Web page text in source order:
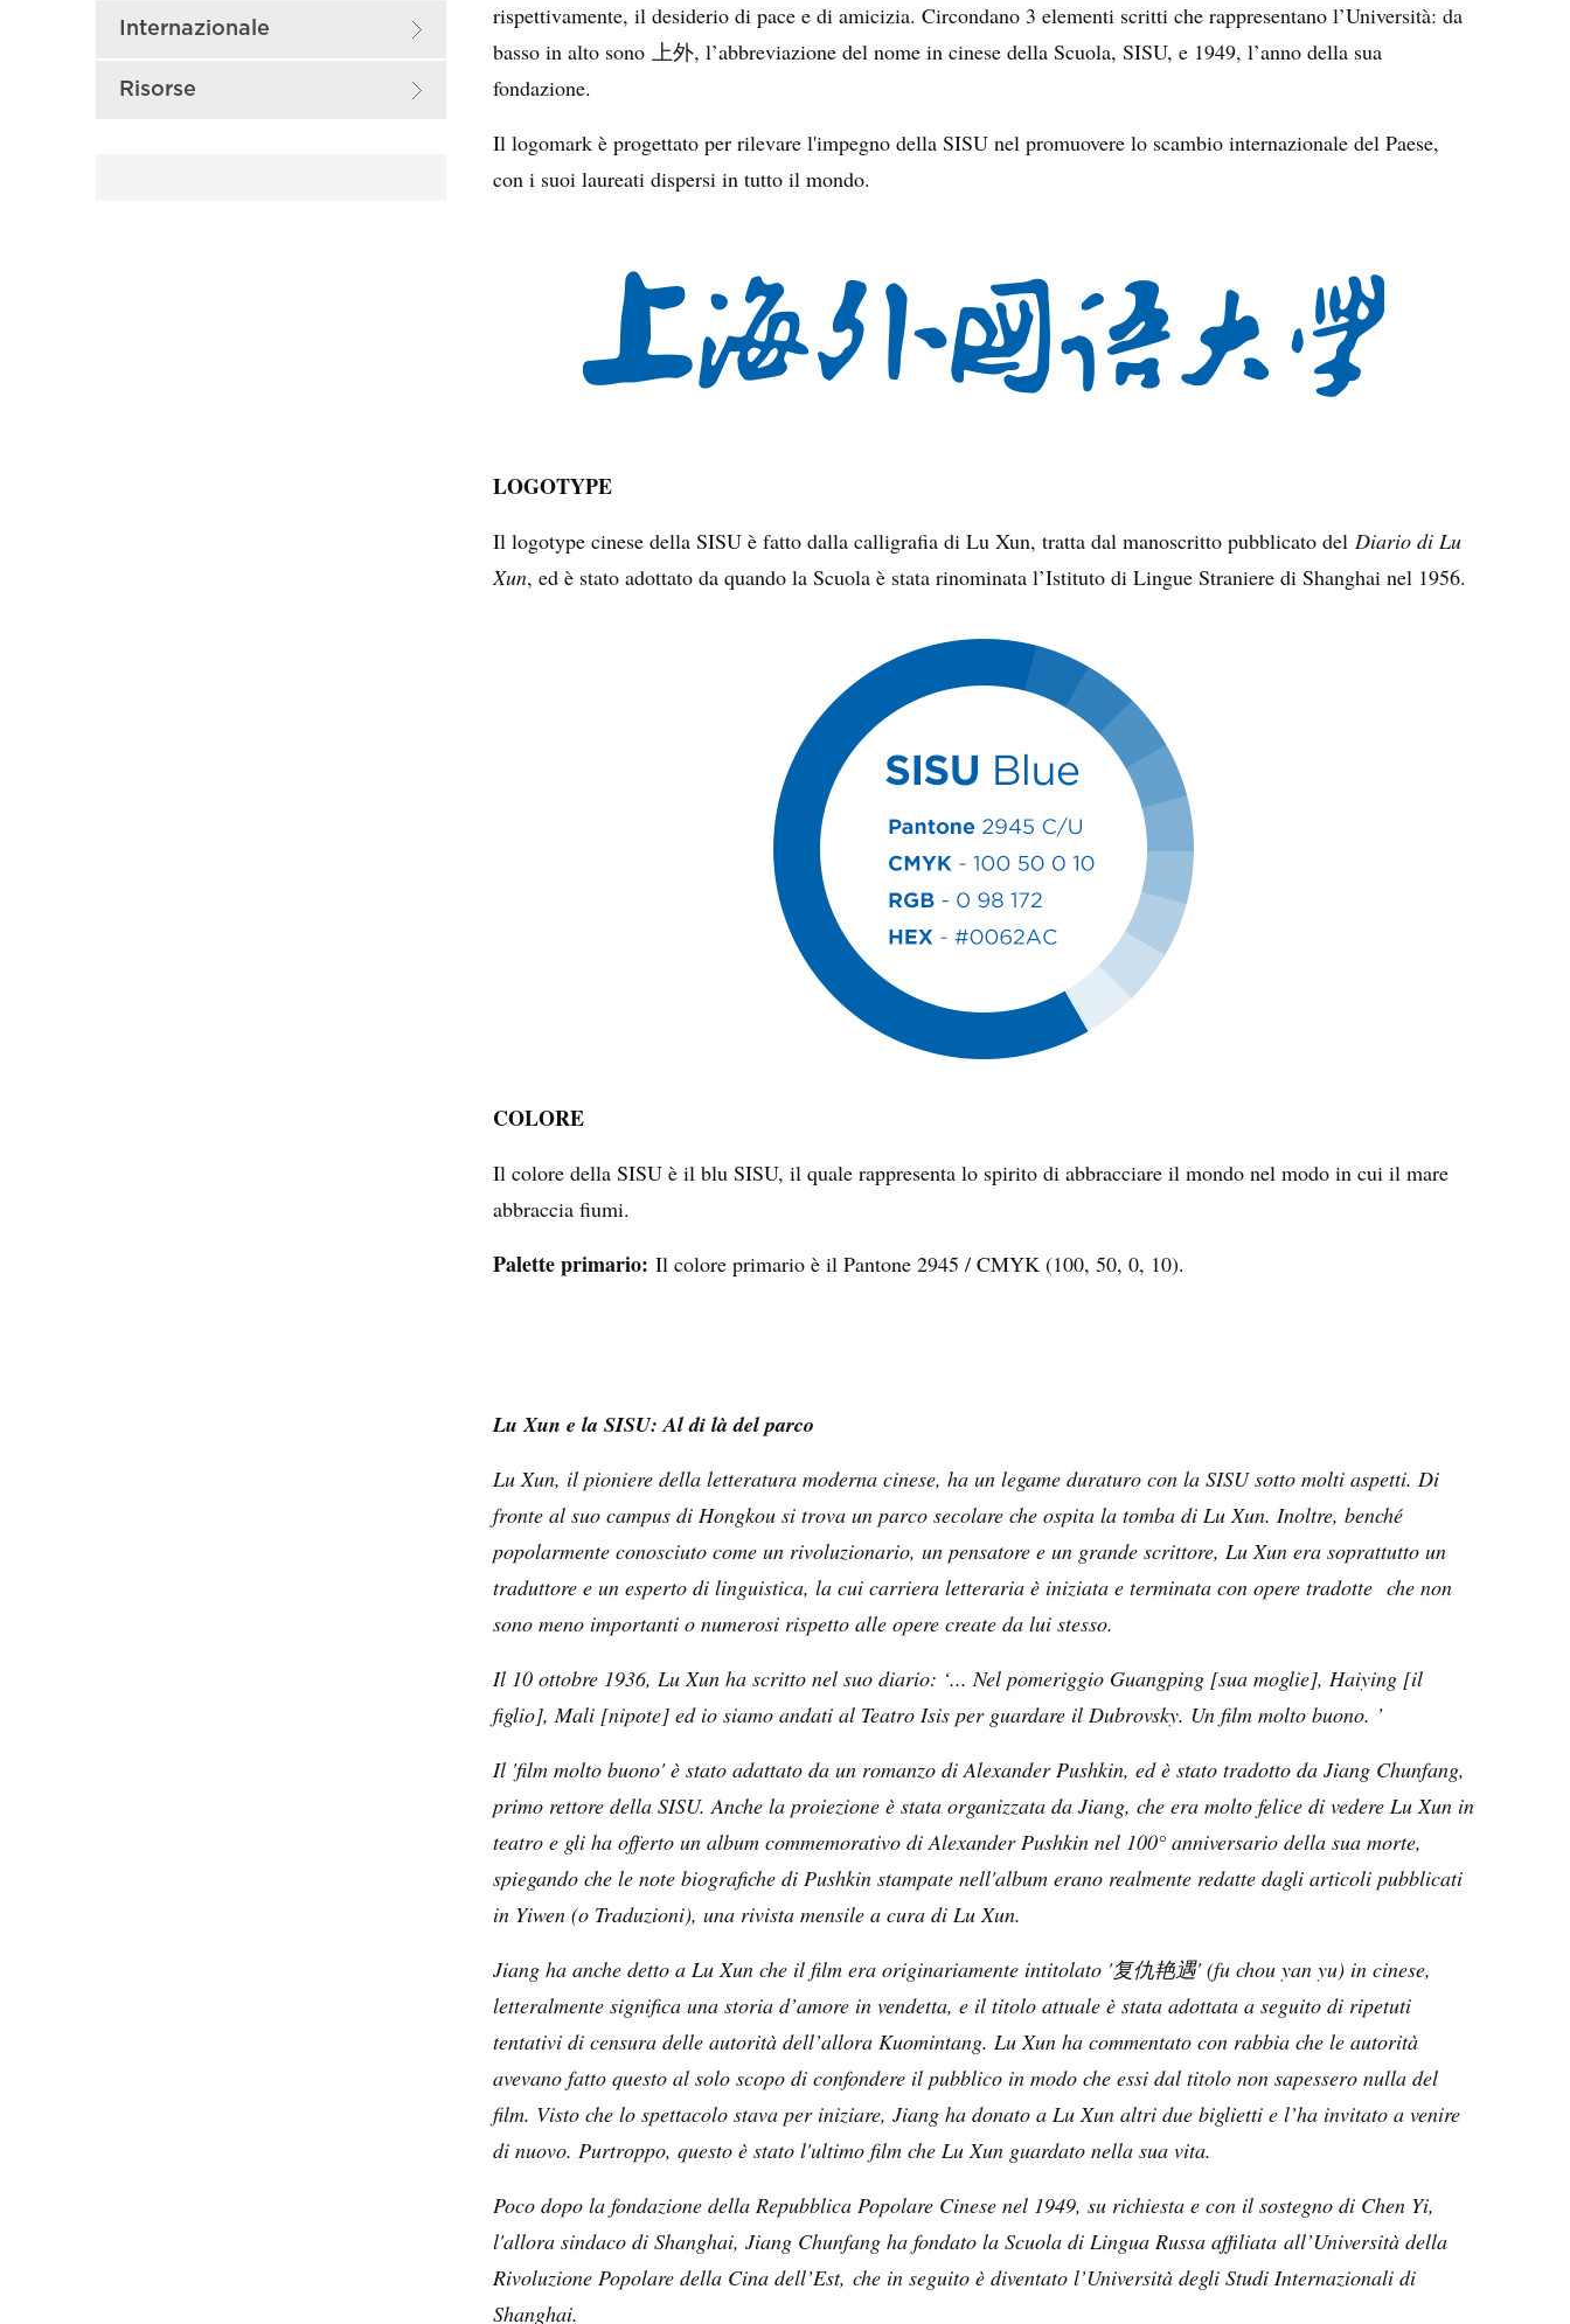
Internazionale
Risorse
rispettivamente, il desiderio di pace e di amicizia. Circondano 3 elementi scritti che rappresentano l’Università: da
basso in alto sono 上外, l’abbreviazione del nome in cinese della Scuola, SISU, e 1949, l’anno della sua
fondazione.
Il logomark è progettato per rilevare l'impegno della SISU nel promuovere lo scambio internazionale del Paese,
con i suoi laureati dispersi in tutto il mondo.
LOGOTYPE
Il logotype cinese della SISU è fatto dalla calligrafia di Lu Xun, tratta dal manoscritto pubblicato del Diario di Lu
Xun, ed è stato adottato da quando la Scuola è stata rinominata l’Istituto di Lingue Straniere di Shanghai nel 1956.
COLORE
Il colore della SISU è il blu SISU, il quale rappresenta lo spirito di abbracciare il mondo nel modo in cui il mare
abbraccia fiumi.
Palette primario: Il colore primario è il Pantone 2945 / CMYK (100, 50, 0, 10).
Lu Xun e la SISU: Al di là del parco
Lu Xun, il pioniere della letteratura moderna cinese, ha un legame duraturo con la SISU sotto molti aspetti. Di
fronte al suo campus di Hongkou si trova un parco secolare che ospita la tomba di Lu Xun. Inoltre, benché
popolarmente conosciuto come un rivoluzionario, un pensatore e un grande scrittore, Lu Xun era soprattutto un
traduttore e un esperto di linguistica, la cui carriera letteraria è iniziata e terminata con opere tradotte che non
sono meno importanti o numerosi rispetto alle opere create da lui stesso.
Il 10 ottobre 1936, Lu Xun ha scritto nel suo diario: ‘... Nel pomeriggio Guangping [sua moglie], Haiying [il
figlio], Mali [nipote] ed io siamo andati al Teatro Isis per guardare il Dubrovsky. Un film molto buono. ’
Il 'film molto buono' è stato adattato da un romanzo di Alexander Pushkin, ed è stato tradotto da Jiang Chunfang,
primo rettore della SISU. Anche la proiezione è stata organizzata da Jiang, che era molto felice di vedere Lu Xun in
teatro e gli ha offerto un album commemorativo di Alexander Pushkin nel 100° anniversario della sua morte,
spiegando che le note biografiche di Pushkin stampate nell'album erano realmente redatte dagli articoli pubblicati
in Yiwen (o Traduzioni), una rivista mensile a cura di Lu Xun.
Jiang ha anche detto a Lu Xun che il film era originariamente intitolato '复仇艳遇' (fu chou yan yu) in cinese,
letteralmente significa una storia d’amore in vendetta, e il titolo attuale è stata adottata a seguito di ripetuti
tentativi di censura delle autorità dell’allora Kuomintang. Lu Xun ha commentato con rabbia che le autorità
avevano fatto questo al solo scopo di confondere il pubblico in modo che essi dal titolo non sapessero nulla del
film. Visto che lo spettacolo stava per iniziare, Jiang ha donato a Lu Xun altri due biglietti e l’ha invitato a venire
di nuovo. Purtroppo, questo è stato l'ultimo film che Lu Xun guardato nella sua vita.
Poco dopo la fondazione della Repubblica Popolare Cinese nel 1949, su richiesta e con il sostegno di Chen Yi,
l'allora sindaco di Shanghai, Jiang Chunfang ha fondato la Scuola di Lingua Russa affiliata all’Università della
Rivoluzione Popolare della Cina dell’Est, che in seguito è diventato l’Università degli Studi Internazionali di
Shanghai.